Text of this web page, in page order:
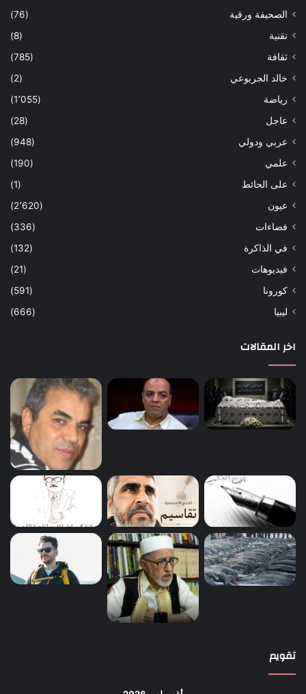
الصحيفة ورقية
(76)
تقنية
(8)
ثقافة
(785)
خالد الجربوعي
(2)
رياضة
(1٬055)
عاجل
(28)
عربي ودولي
(948)
علمي
(190)
على الحائط
(1)
عيون
(2٬620)
فضاءات
(336)
في الذاكرة
(132)
فيديوهات
(21)
كورونا
(591)
ليبيا
(666)
اخر المقالات
تقويم